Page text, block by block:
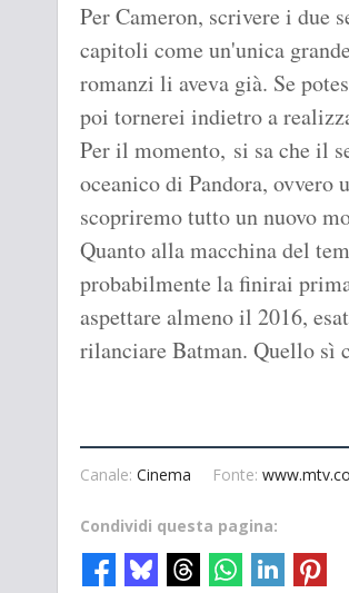
Per Cameron, scrivere i due
capitoli come un'unica
romanzi li aveva già. Se
poi tornerei indietro a
Per il momento, si sa che il
oceanico di Pandora, ovvero
scopriremo tutto un nuovo
Quanto alla macchina del
probabilmente la finirai
aspettare almeno il 2016,
rilanciare Batman. Quello sì
Canale: Cinema Fonte:
Condividi questa pagina: